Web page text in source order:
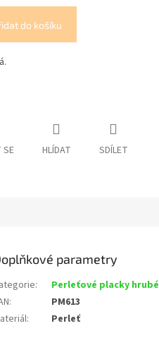
do košíku
SE HLÍDAT SDÍLET
parametry
:
Perleťové placky hrubé
:
PM613
: Perleť